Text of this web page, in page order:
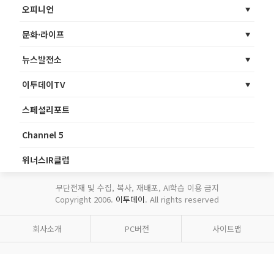
오피니언
문화·라이프
뉴스발전소
이투데이TV
스페셜리포트
Channel 5
위너스IR클럽
무단전재 및 수집, 복사, 재배포, AI학습 이용 금지
Copyright 2006. 이투데이. All rights reserved
회사소개 PC버전 사이트맵